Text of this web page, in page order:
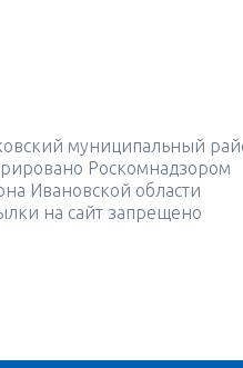
муниципальный
Роскомнадзором
Ивановской области
на сайт запрещено